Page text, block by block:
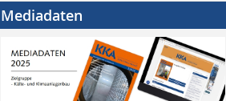
Mediadaten